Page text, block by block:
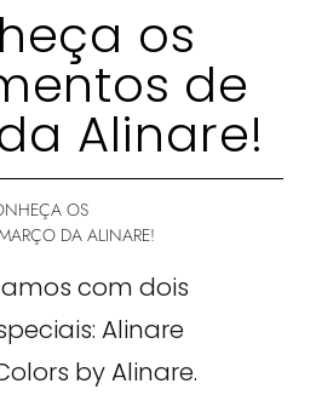
os
de
Alinare!
OS
DA ALINARE!
com dois
Alinare
by Alinare.